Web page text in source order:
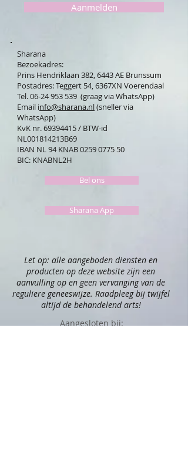
Aanmelden
Sharana
Bezoekadres:
Prins Hendriklaan 382, 6443 AE Brunssum
Postadres: Teggert 54, 6367XN Voerendaal
Tel. 06-24 953 539 (graag via WhatsApp)
Email info@sharana.nl(sneller via
WhatsApp)
KvK nr.69394415/ BTW-id
NL001814213B69
IBAN NL 94 KNAB0259 0775 50
BIC: KNABNL2H
Bel ons
Sharana App
Let op: alle aangeboden diensten en
producten op deze website zijn een
aanvulling op en geen vervanging van de
reguliere geneeswijze. Raadpleeg bij twijfel
altijd de behandelend arts!
Aangesloten bij: